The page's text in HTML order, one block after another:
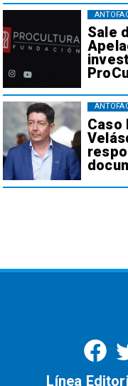
Sale
Caso
Línea